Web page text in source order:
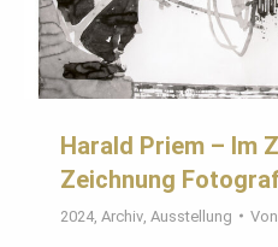
Harald Priem – Im
Zeichnung
2024, Archiv Ausstellung Von